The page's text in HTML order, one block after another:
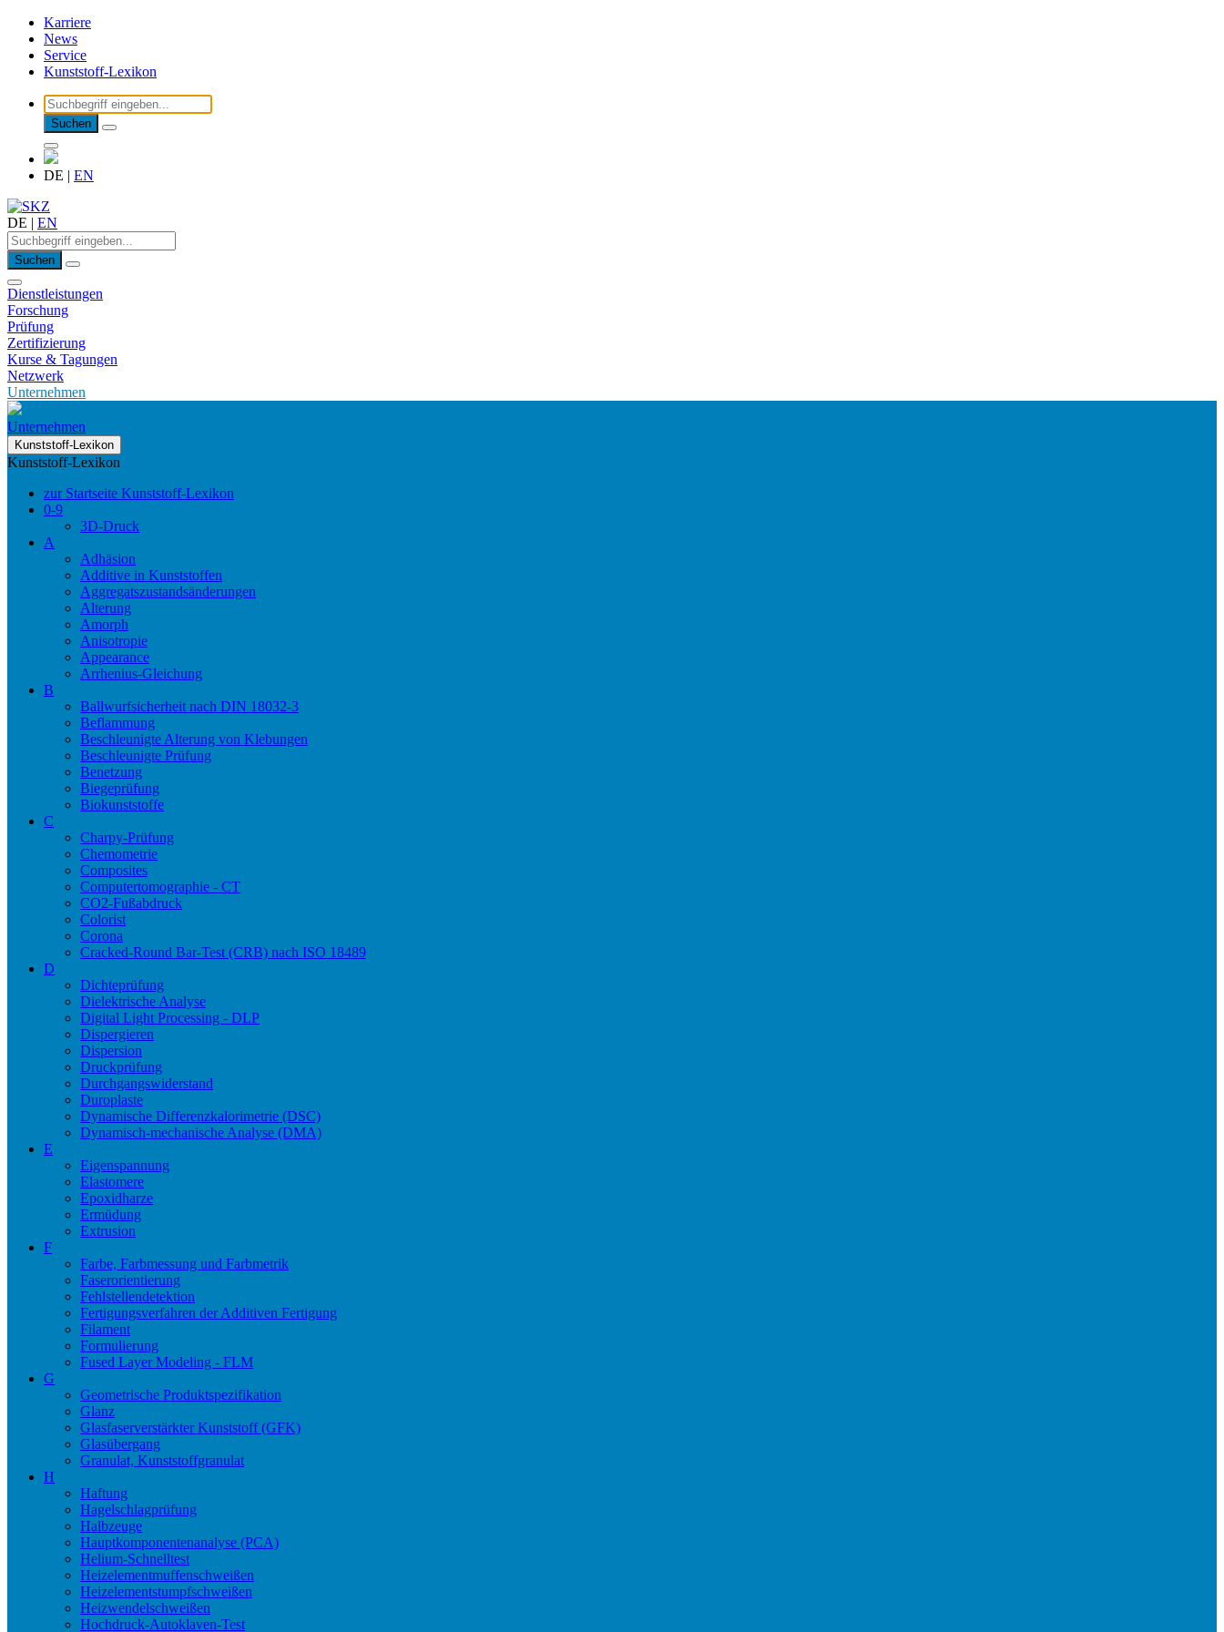
Karriere
News
Service
Kunststoff-Lexikon
Suchen
DE | EN
DE | EN
Suchen
Dienstleistungen
Forschung
Prüfung
Zertifizierung
Kurse & Tagungen
Netzwerk
Unternehmen
Unternehmen
Kunststoff-Lexikon
Kunststoff-Lexikon
zur Startseite Kunststoff-Lexikon
0-9
3D-Druck
A
Adhäsion
Additive in Kunststoffen
Aggregatszustandsänderungen
Alterung
Amorph
Anisotropie
Appearance
Arrhenius-Gleichung
B
Ballwurfsicherheit nach DIN 18032-3
Beflammung
Beschleunigte Alterung von Klebungen
Beschleunigte Prüfung
Benetzung
Biegeprüfung
Biokunststoffe
C
Charpy-Prüfung
Chemometrie
Composites
Computertomographie - CT
CO2-Fußabdruck
Colorist
Corona
Cracked-Round Bar-Test (CRB) nach ISO 18489
D
Dichteprüfung
Dielektrische Analyse
Digital Light Processing - DLP
Dispergieren
Dispersion
Druckprüfung
Durchgangswiderstand
Duroplaste
Dynamische Differenzkalorimetrie (DSC)
Dynamisch-mechanische Analyse (DMA)
E
Eigenspannung
Elastomere
Epoxidharze
Ermüdung
Extrusion
F
Farbe, Farbmessung und Farbmetrik
Faserorientierung
Fehlstellendetektion
Fertigungsverfahren der Additiven Fertigung
Filament
Formulierung
Fused Layer Modeling - FLM
G
Geometrische Produktspezifikation
Glanz
Glasfaserverstärkter Kunststoff (GFK)
Glasübergang
Granulat, Kunststoffgranulat
H
Haftung
Hagelschlagprüfung
Halbzeuge
Hauptkomponentenanalyse (PCA)
Helium-Schnelltest
Heizelementmuffenschweißen
Heizelementstumpfschweißen
Heizwendelschweißen
Hochdruck-Autoklaven-Test